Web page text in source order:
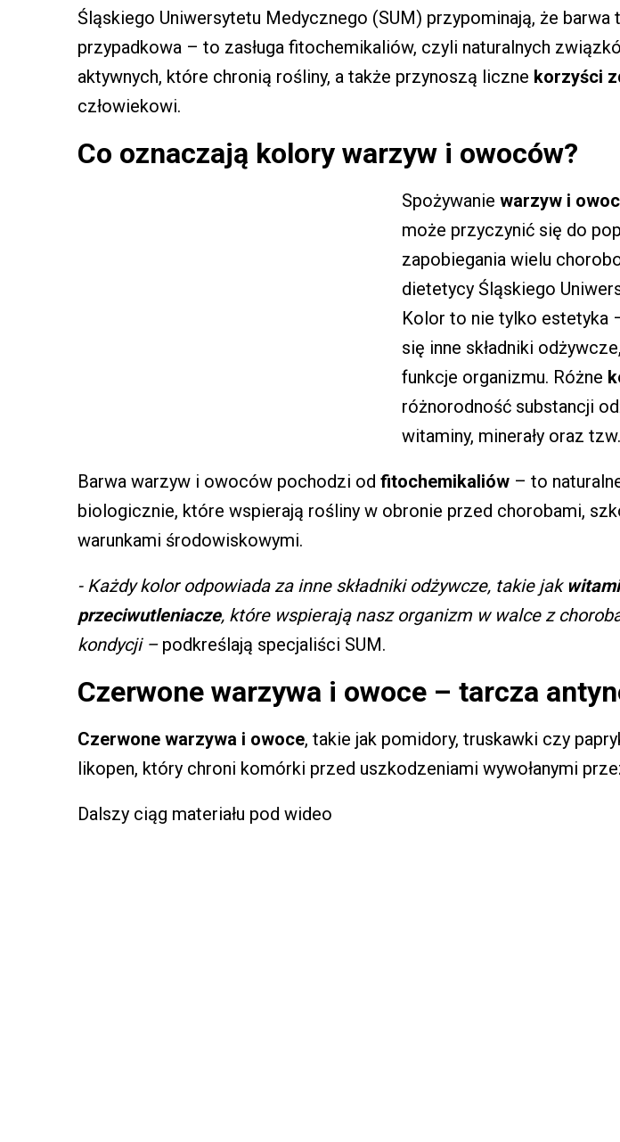
Śląskiego Uniwersytetu Medycznego (SUM) przypominają, że
przypadkowa – to zasługa fitochemikaliów, czyli naturalnych
aktywnych, które chronią rośliny, a także przynoszą liczne korzyści
człowiekowi.
Co oznaczają kolory warzyw i owoców?
Spożywanie warzyw i
może przyczynić się do
zapobiegania wielu
dietetycy Śląskiego
Kolor to nie tylko estetyka
się inne składniki
funkcje organizmu. Różne
różnorodność substancji
witaminy, minerały oraz
Barwa warzyw i owoców pochodzi od fitochemikaliów – to
biologicznie, które wspierają rośliny w obronie przed chorobami,
warunkami środowiskowymi.
- Każdy kolor odpowiada za inne składniki odżywcze, takie jak
przeciwutleniacze, które wspierają nasz organizm w walce z
kondycji – podkreślają specjaliści SUM.
Czerwone warzywa i owoce – tarcza
Czerwone warzywa i owoce, takie jak pomidory, truskawki czy
likopen, który chroni komórki przed uszkodzeniami wywołanymi
Dalszy ciąg materiału pod wideo